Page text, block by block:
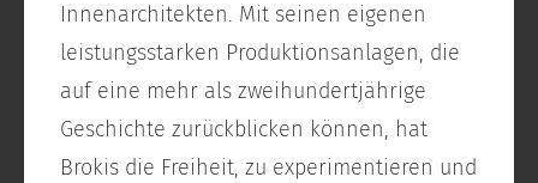
Innenarchitekten. Mit seinen eigenen
leistungsstarken Produktionsanlagen, die
auf eine mehr als zweihundertjährige
Geschichte zurückblicken können, hat
Brokis die Freiheit, zu experimentieren und